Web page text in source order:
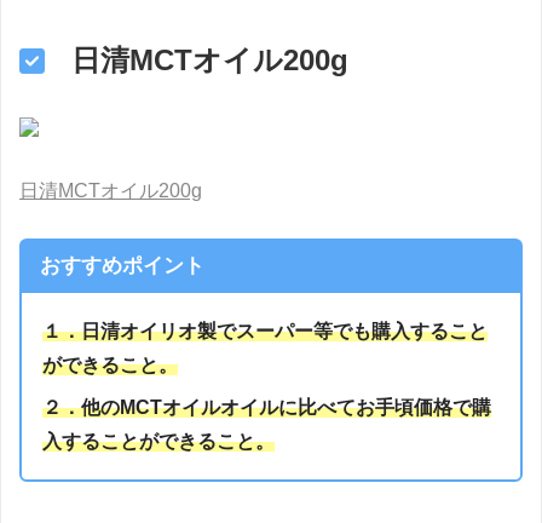
日清MCTオイル200g
日清MCTオイル200g
おすすめポイント
１．日清オイリオ製でスーパー等でも購入すること
ができること。
２．他のMCTオイルオイルに比べてお手頃価格で購
入することができること。